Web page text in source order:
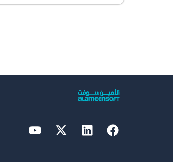
Facebook
Linkedin
X-
twitter
Youtube